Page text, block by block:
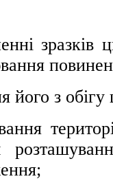
зразків
його з